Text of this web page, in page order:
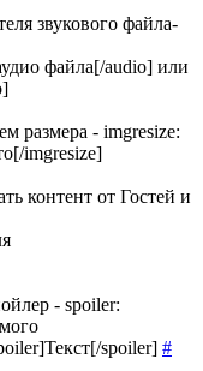
звукового файла-
файла[/audio] или
размера - imgresize:
imgresize]
контент от Гостей и
- spoiler:
spoiler] #